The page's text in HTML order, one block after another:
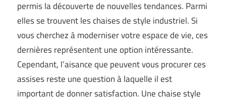
permis la découverte de nouvelles tendances. Parmi
elles se trouvent les chaises de style industriel. Si
vous cherchez à moderniser votre espace de vie, ces
dernières représentent une option intéressante.
Cependant, l’aisance que peuvent vous procurer ces
assises reste une question à laquelle il est
important de donner satisfaction. Une chaise style